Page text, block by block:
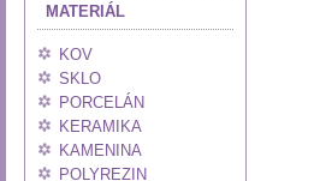
MATERIÁL
KOV
SKLO
PORCELÁN
KERAMIKA
KAMENINA
POLYREZIN